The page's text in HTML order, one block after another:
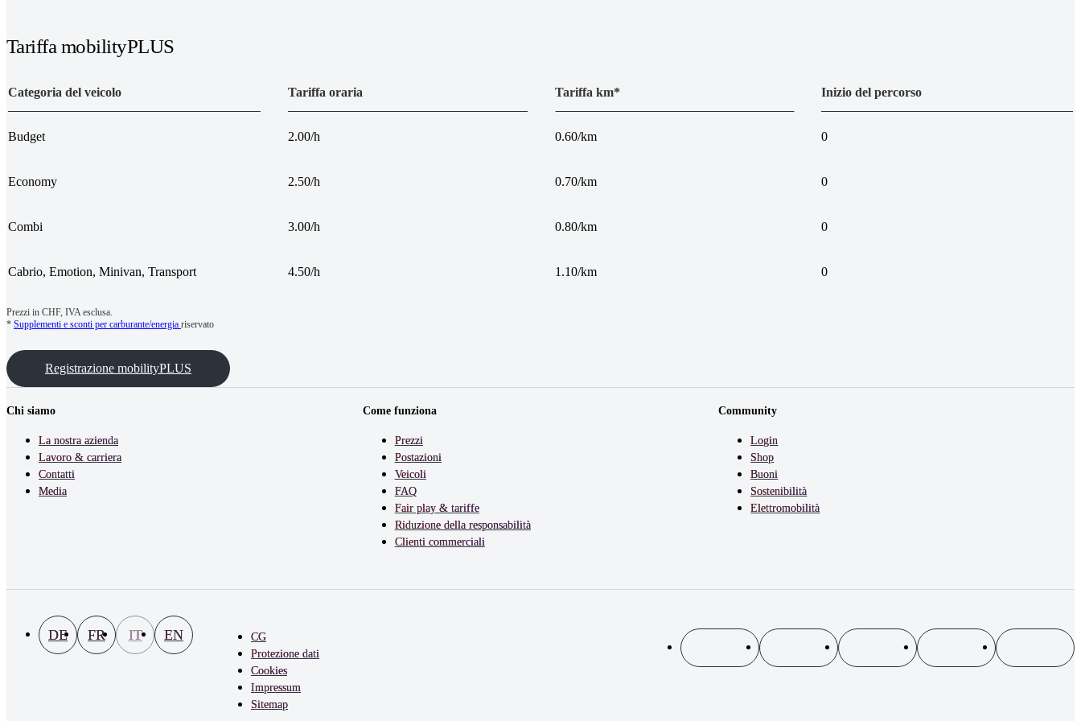
Tariffa mobilityPLUS
Categoria del veicolo Tariffa oraria Tariffa km* Inizio del percorso
Budget 2.00/h 0.60/km 0
Economy 2.50/h 0.70/km 0
Combi 3.00/h 0.80/km 0
Cabrio, Emotion, Minivan, Transport 4.50/h 1.10/km 0
Prezzi in CHF, IVA esclusa.
* Supplementi e sconti per carburante/energia riservato
Registrazione mobilityPLUS
Chi siamo
La nostra azienda
Lavoro & carriera
Contatti
Media
Come funziona
Prezzi
Postazioni
Veicoli
FAQ
Fair play & tariffe
Riduzione della responsabilità
Clienti commerciali
Community
Login
Shop
Buoni
Sostenibilità
Elettromobilità
DE FR IT EN
CG
Protezione dati
Cookies
Impressum
Sitemap